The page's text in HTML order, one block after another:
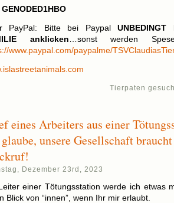
PayPal: Bitte bei PaypalUNBEDINGT
anklicken …sonst werden
www.paypal.com/paypalme/
Tierpaten
eines Arbeiters aus einer
unsere Gesellschaft
Dezember 23rd, 2023
einer Tötungsstation werde ich etwas
Blick von “innen”, wenn Ihr mir erlaubt.